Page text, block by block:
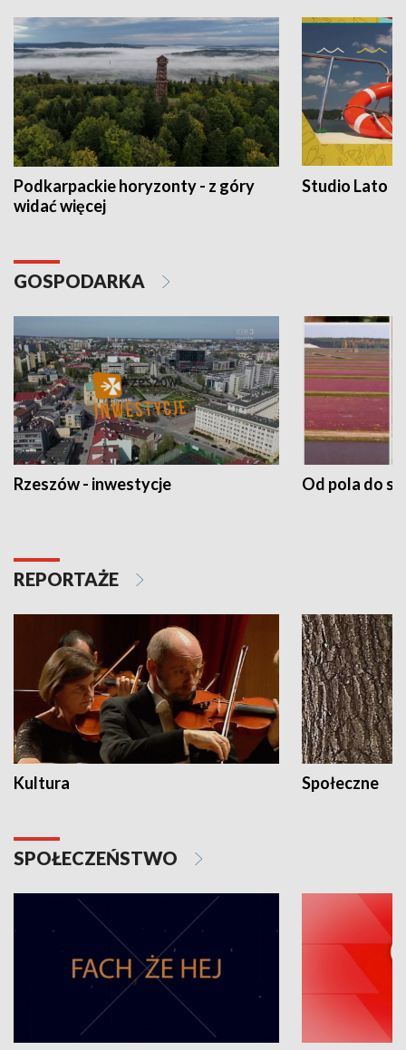
Podkarpackie horyzonty - z góry
widać więcej
Studio Lato
GOSPODARKA
Rzeszów - inwestycje Od pola do
REPORTAŻE
Kultura Społeczne
SPOŁECZEŃSTWO